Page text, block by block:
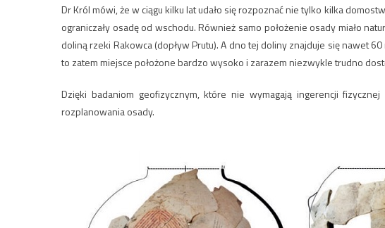
Dr Król mówi, że w ciągu kilku lat udało się rozpoznać nie tylko kilka
ograniczały osadę od wschodu. Również samo położenie osady miało
doliną rzeki Rakowca (dopływ Prutu). A dno tej doliny znajduje się nawet
to zatem miejsce położone bardzo wysoko i zarazem niezwykle trudno
Dzięki badaniom geofizycznym, które nie wymagają ingerencji
rozplanowania osady.